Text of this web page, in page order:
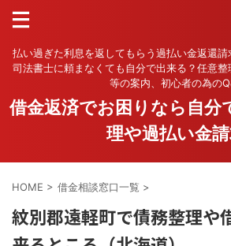
払い過ぎた利息を返してもらう過払い金返還
司法書士に頼まなくても自分で出来る？任意
等の案内、初心者の為の
借金返済でお困りなら自分
理や過払い金
HOME > 借金相談窓口一覧 >
紋別郡遠軽町で債務整理や